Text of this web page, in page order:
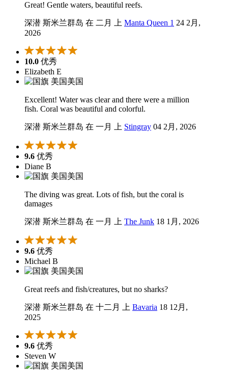
Great! Gentle waters, beautiful reefs.
深潜 斯米兰群岛 在 二月 上 Manta Queen 1 24 2月,
2026
10.0 优秀
Elizabeth E
美国
Excellent! Water was clear and there were a million
fish. Coral was beautiful and colorful.
深潜 斯米兰群岛 在 一月 上 Stingray 04 2月, 2026
9.6 优秀
Diane B
美国
The diving was great. Lots of fish, but the coral is
damages
深潜 斯米兰群岛 在 一月 上 The Junk 18 1月, 2026
9.6 优秀
Michael B
美国
Great reefs and fish/creatures, but no sharks?
深潜 斯米兰群岛 在 十二月 上 Bavaria 18 12月,
2025
9.6 优秀
Steven W
美国